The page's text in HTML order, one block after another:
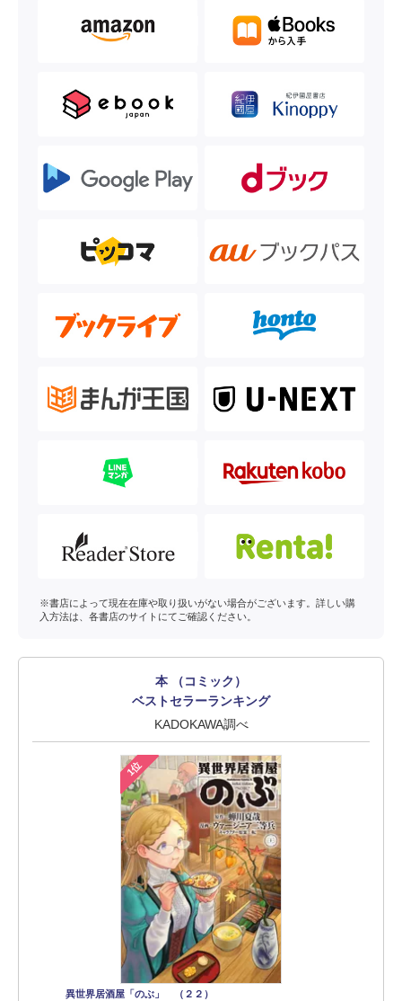
※書店によって現在在庫や取り扱いがない場合がございます。詳しい購
入方法は、各書店のサイトにてご確認ください。
本 （コミック）
ベストセラーランキング
KADOKAWA調べ
1位
異世界居酒屋「のぶ」 （２２）